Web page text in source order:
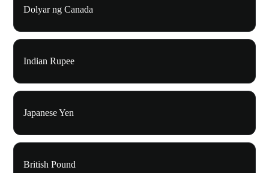
Dolyar ng Canada
Indian Rupee
Japanese Yen
British Pound